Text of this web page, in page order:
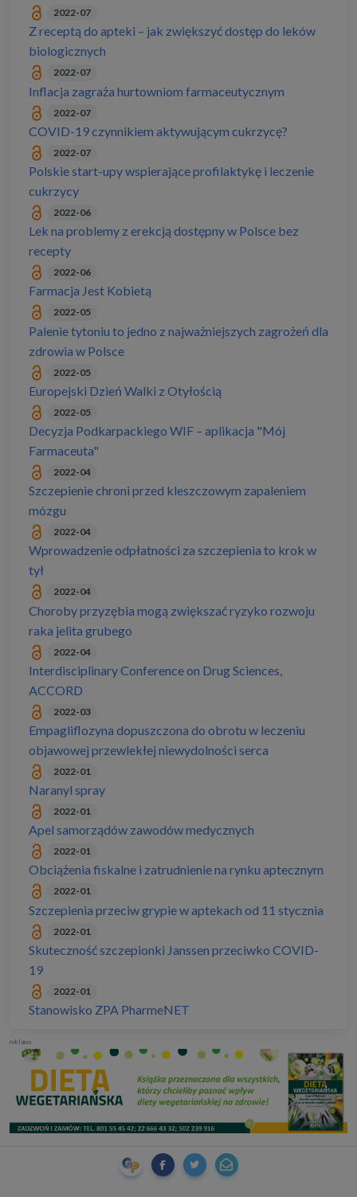
2022-07
Z receptą do apteki – jak zwiększyć dostęp do leków
biologicznych
2022-07
Inflacja zagraża hurtowniom farmaceutycznym
2022-07
COVID-19 czynnikiem aktywującym cukrzycę?
2022-07
Polskie start-upy wspierające profilaktykę i leczenie
cukrzycy
2022-06
Lek na problemy z erekcją dostępny w Polsce bez
recepty
2022-06
Farmacja Jest Kobietą
2022-05
Palenie tytoniu to jedno z najważniejszych zagrożeń dla
zdrowia w Polsce
2022-05
Europejski Dzień Walki z Otyłością
2022-05
Decyzja Podkarpackiego WIF – aplikacja "Mój
Farmaceuta"
2022-04
Szczepienie chroni przed kleszczowym zapaleniem
mózgu
2022-04
Wprowadzenie odpłatności za szczepienia to krok w
tył
2022-04
Choroby przyzębia mogą zwiększać ryzyko rozwoju
raka jelita grubego
2022-04
Interdisciplinary Conference on Drug Sciences,
ACCORD
2022-03
Empagliflozyna dopuszczona do obrotu w leczeniu
objawowej przewlekłej niewydolności serca
2022-01
Naranyl spray
2022-01
Apel samorządów zawodów medycznych
2022-01
Obciążenia fiskalne i zatrudnienie na rynku aptecznym
2022-01
Szczepienia przeciw grypie w aptekach od 11 stycznia
2022-01
Skuteczność szczepionki Janssen przeciwko COVID-
19
2022-01
Stanowisko ZPA PharmeNET
reklama